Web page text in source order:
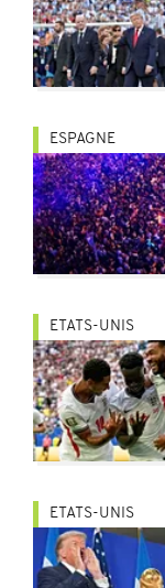
ESPAGNE
ETATS-UNIS
ETATS-UNIS